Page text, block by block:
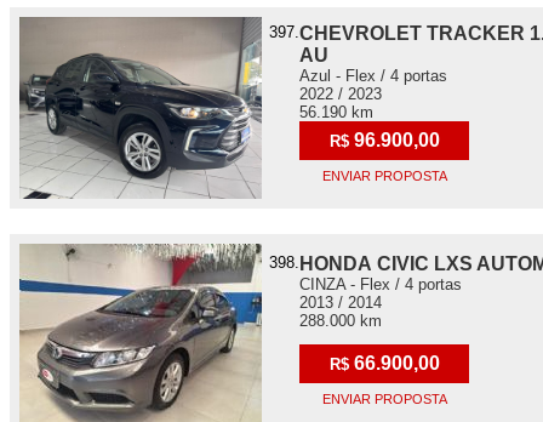
397.CHEVROLET TRACKER
AU
Azul - Flex / 4 portas
2022 / 2023
56.190 km
R$ 96.900,00
ENVIAR PROPOSTA
398. HONDA CIVIC LXS
CINZA - Flex / 4 portas
2013 / 2014
288.000 km
R$ 66.900,00
ENVIAR PROPOSTA